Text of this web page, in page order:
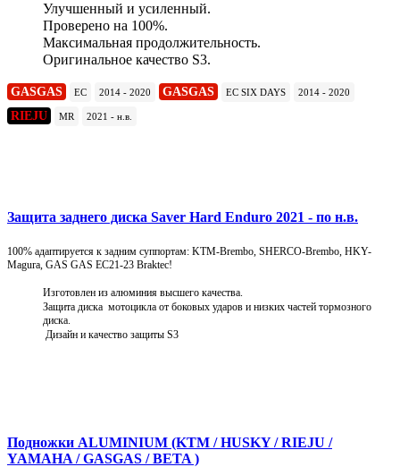
Улучшенный и усиленный.
Проверено на 100%.
Максимальная продолжительность.
Оригинальное качество S3.
GASGAS EC 2014 - 2020 GASGAS EC SIX DAYS 2014 - 2020
RIEJU MR 2021 - н.в.
Защита заднего диска Saver Hard Enduro 2021 - по н.в.
100% адаптируется к задним суппортам: KTM-Brembo, SHERCO-Brembo, HKY-
Magura, GAS GAS EC21-23 Braktec!
Изготовлен из алюминия высшего качества.
Защита диска мотоцикла от боковых ударов и низких частей тормозного
диска.
Дизайн и качество защиты S3
Подножки ALUMINIUM (KTM / HUSKY / RIEJU /
YAMAHA / GASGAS / BETA )